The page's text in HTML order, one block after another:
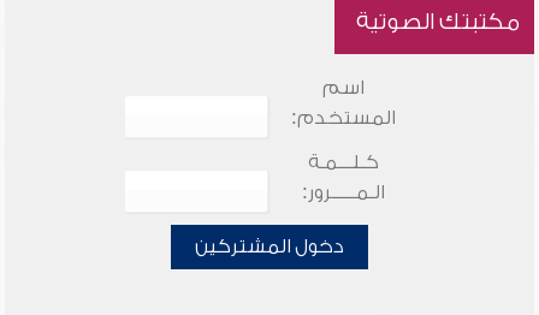
مكتبتك الصوتية
اسم
المستخدم:
كـلـــمـة
الـمـــــرور:
دخول المشتركين